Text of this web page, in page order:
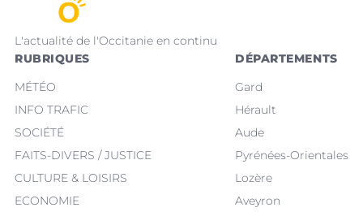
L'actualité de l'Occitanie en continu
RUBRIQUES
MÉTÉO
INFO TRAFIC
SOCIÉTÉ
FAITS-DIVERS / JUSTICE
CULTURE & LOISIRS
ECONOMIE
DÉPARTEMENTS
Gard
Hérault
Aude
Pyrénées-Orientales
Lozère
Aveyron